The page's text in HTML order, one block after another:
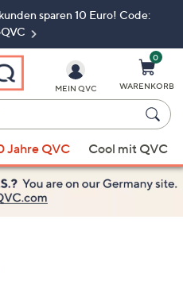
sparen 10 Euro! Code:
MEIN QVC
0
WARENKORB
Jahre QVC Cool mit QVC